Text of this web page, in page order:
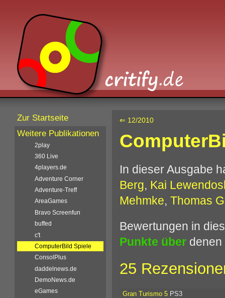
⇐ 12/2010
In dieser Ausgabe
Berg, Kai
Mehmke, Thomas
Bewertungen in
Punkte über denen
25
Gran Turismo 5PS3
Zur Startseite
Weitere Publikationen
2play
360 Live
4players.de
Adventure Corner
Adventure-Treff
AreaGames
Bravo Screenfun
buffed
c't
ComputerBild Spiele
ConsolPlus
daddelnews.de
DemoNews.de
eGames